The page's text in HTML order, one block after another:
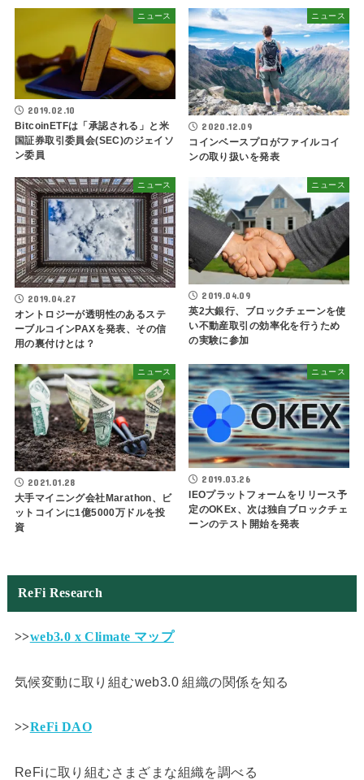
ニュース
2019.02.10
BitcoinETFは「承認される」と米
国証券取引委員会(SEC)のジェイソ
ン委員
ニュース
2020.12.09
コインベースプロがファイルコイ
ンの取り扱いを発表
ニュース
2019.04.27
オントロジーが透明性のあるステ
ーブルコインPAXを発表、その信
用の裏付けとは？
ニュース
2019.04.09
英2大銀行、ブロックチェーンを使
い不動産取引の効率化を行うため
の実験に参加
ニュース
2021.01.28
大手マイニング会社Marathon、ビ
ットコインに1億5000万ドルを投
資
ニュース
2019.03.26
IEOプラットフォームをリリース予
定のOKEx、次は独自ブロックチェ
ーンのテスト開始を発表
ReFi Research
>>web3.0 x Climate マップ
気候変動に取り組むweb3.0 組織の関係を知る
>>ReFi DAO
ReFiに取り組むさまざまな組織を調べる